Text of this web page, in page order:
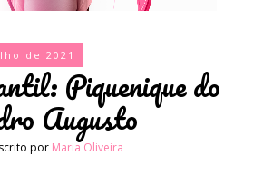
de 2021
Piquenique do
Augusto
por Maria Oliveira